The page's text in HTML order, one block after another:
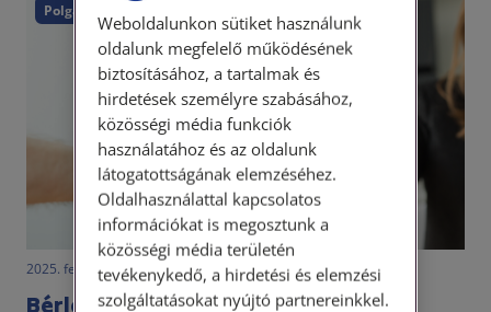
Polgári törvénykönyv
2025. február 3. • LegitiMoadmin
Weboldalunkon sütiket használunk
oldalunk megfelelő működésének
biztosításához, a tartalmak és
hirdetések személyre szabásához,
közösségi média funkciók
használatához és az oldalunk
látogatottságának elemzéséhez.
Oldalhasználattal kapcsolatos
információkat is megosztunk a
közösségi média területén
tevékenykedő, a hirdetési és elemzési
szolgáltatásokat nyújtó partnereinkkel.